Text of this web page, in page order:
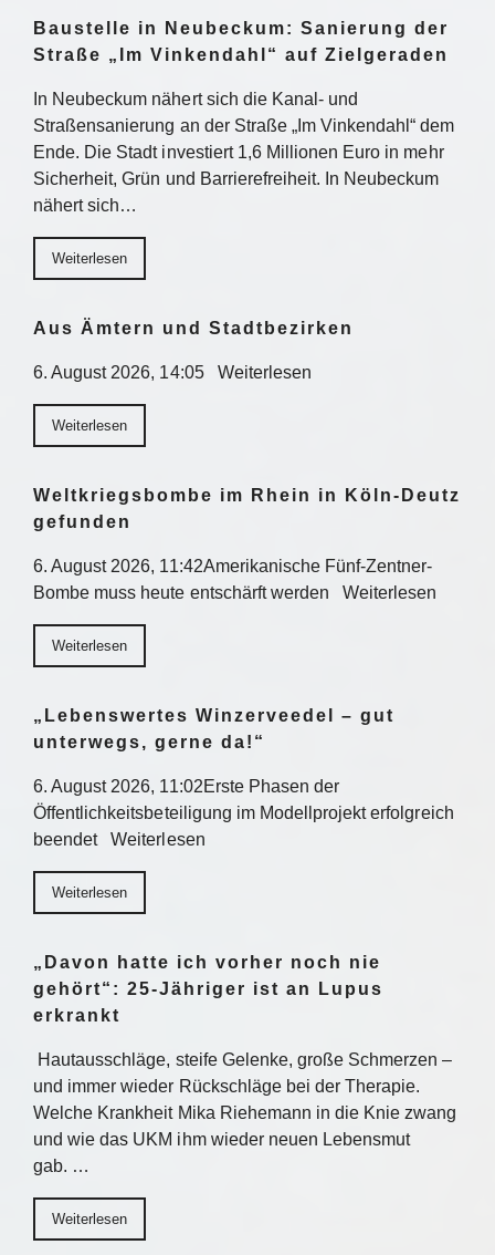
Baustelle in Neubeckum: Sanierung der
Straße „Im Vinkendahl“ auf Zielgeraden
In Neubeckum nähert sich die Kanal- und
Straßensanierung an der Straße „Im Vinkendahl“ dem
Ende. Die Stadt investiert 1,6 Millionen Euro in mehr
Sicherheit, Grün und Barrierefreiheit. In Neubeckum
nähert sich…
Weiterlesen
Aus Ämtern und Stadtbezirken
6. August 2026, 14:05 Weiterlesen
Weiterlesen
Weltkriegsbombe im Rhein in Köln-Deutz
gefunden
6. August 2026, 11:42Amerikanische Fünf-Zentner-
Bombe muss heute entschärft werden Weiterlesen
Weiterlesen
„Lebenswertes Winzerveedel – gut
unterwegs, gerne da!“
6. August 2026, 11:02Erste Phasen der
Öffentlichkeitsbeteiligung im Modellprojekt erfolgreich
beendet Weiterlesen
Weiterlesen
„Davon hatte ich vorher noch nie
gehört“: 25-Jähriger ist an Lupus
erkrankt
Hautausschläge, steife Gelenke, große Schmerzen –
und immer wieder Rückschläge bei der Therapie.
Welche Krankheit Mika Riehemann in die Knie zwang
und wie das UKM ihm wieder neuen Lebensmut
gab. …
Weiterlesen